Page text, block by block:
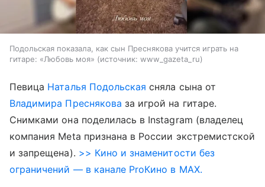
Подольская показала, как сын Преснякова учится играть на
гитаре: «Любовь моя»
источник: www_gazeta_ru
Певица Наталья Подольская сняла сына от
Владимира Преснякова за игрой на гитаре.
Снимками она поделилась в Instagram (владелец
компания Meta признана в России экстремистской
и запрещена). >> Кино и знаменитости без
ограничений — в канале ProКино в MAX.